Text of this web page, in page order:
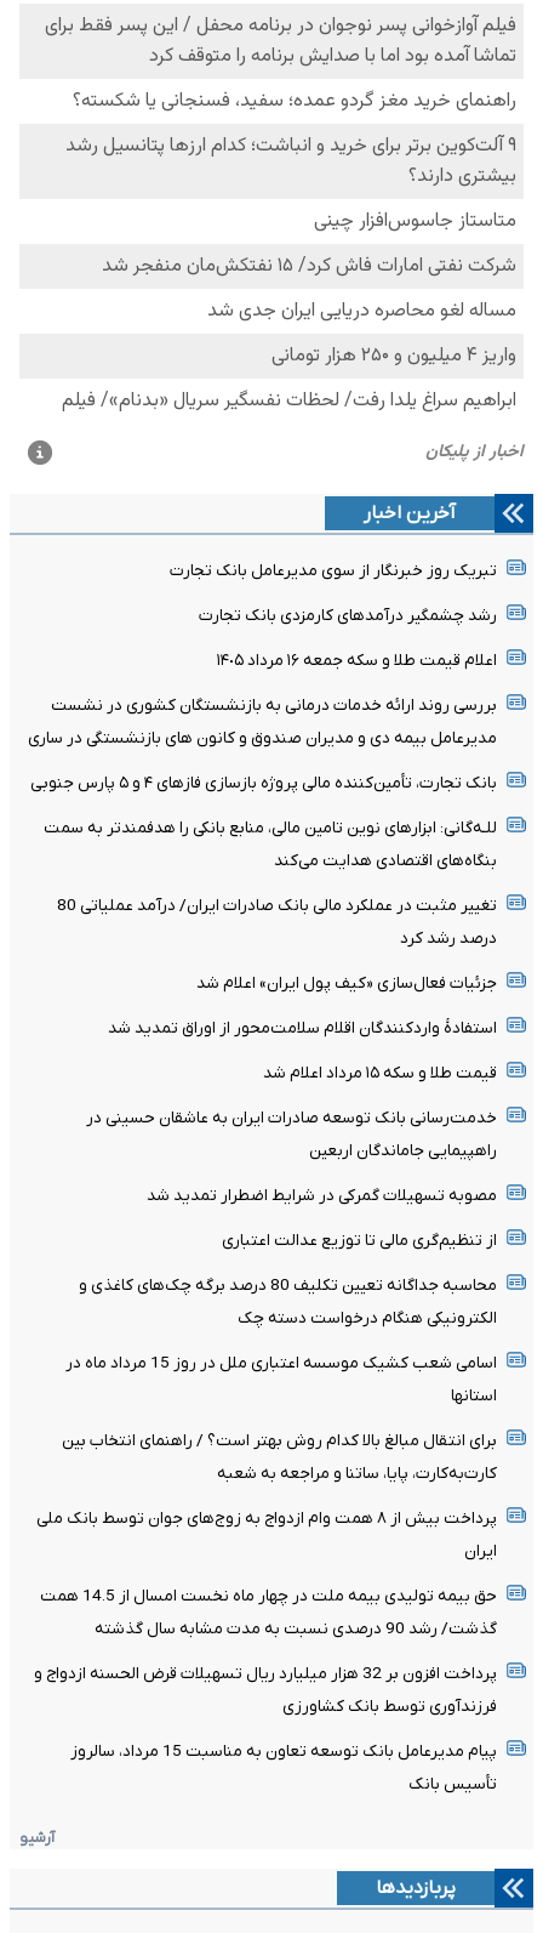
آخرین اخبار
تبریک روز خبرنگار از سوی مدیرعامل بانک تجارت
رشد چشمگیر درآمدهای کارمزدی بانک تجارت
اعلام قیمت طلا و سکه جمعه ١۶ مرداد ١۴٠۵
بررسی روند ارائه خدمات درمانی به بازنشستگان کشوری در نشست
مدیرعامل بیمه دی و مدیران صندوق و کانون های بازنشستگی در ساری
بانک تجارت، تأمین‌کننده مالی پروژه بازسازی فازهای ۴ و ۵ پارس جنوبی
للـه‌گانی: ابزارهای نوین تامین مالی، منابع بانکی را هدفمندتر به سمت
بنگاه‌های اقتصادی هدایت می‌کند
تغییر مثبت در عملکرد مالی بانک صادرات ایران/ درآمد عملیاتی 80
درصد رشد کرد
جزئیات فعال‌سازی «کیف پول ایران» اعلام شد
استفادۀ واردکنندگان اقلام سلامت‌محور از اوراق تمدید شد
قیمت طلا و سکه ۱۵ مرداد اعلام شد
خدمت‌رسانی بانک توسعه صادرات ایران به عاشقان حسینی در
راهپیمایی جاماندگان اربعین
مصوبه تسهیلات گمرکی در شرایط اضطرار تمدید شد
از تنظیم‌گری مالی تا توزیع عدالت اعتباری
محاسبه جداگانه تعیین تکلیف 80 درصد برگه چک‌های کاغذی و
الکترونیکی هنگام درخواست دسته چک
اسامی شعب کشیک موسسه اعتباری ملل در روز 15 مرداد ماه در
استانها
برای انتقال مبالغ بالا کدام روش بهتر است؟ / راهنمای انتخاب بین
کارت‌به‌کارت، پایا، ساتنا و مراجعه به شعبه
پرداخت بیش از ۸ همت وام ازدواج به زوج‌های جوان توسط بانک ملی
ایران
حق بیمه تولیدی بیمه ملت در چهار ماه نخست امسال از 14.5 همت
گذشت/ رشد 90 درصدی نسبت به مدت مشابه سال گذشته
پرداخت افزون بر 32 هزار میلیارد ریال تسهیلات قرض الحسنه ازدواج و
فرزندآوری توسط بانک کشاورزی
پیام مدیرعامل بانک توسعه تعاون به مناسبت 15 مرداد، سالروز
تأسیس بانک
آرشیو
پربازدیدها